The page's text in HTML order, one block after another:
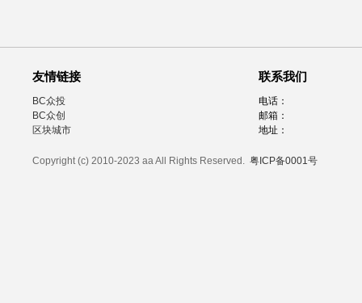
友情链接
BC众投
BC众创
区块城市
联系我们
电话：
邮箱：
地址：
Copyright (c) 2010-2023 aa All Rights Reserved. 粤ICP备0001号